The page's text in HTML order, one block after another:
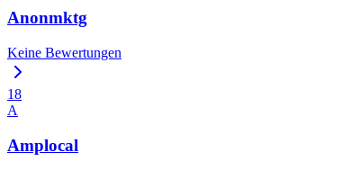
Anonmktg
Keine Bewertungen
18
A
Amplocal